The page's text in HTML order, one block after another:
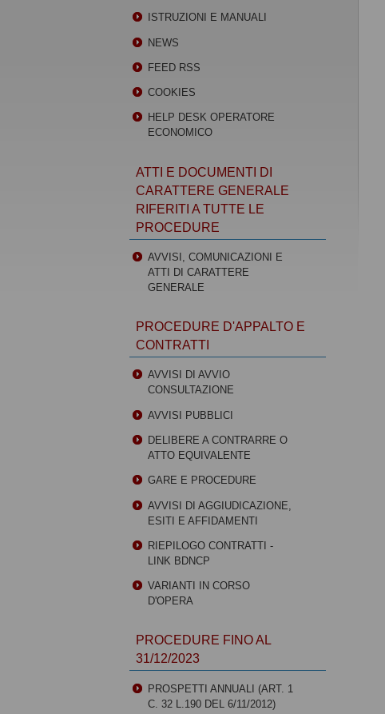
ISTRUZIONI E MANUALI
NEWS
FEED RSS
COOKIES
HELP DESK OPERATORE
ECONOMICO
ATTI E DOCUMENTI DI
CARATTERE GENERALE
RIFERITI A TUTTE LE
PROCEDURE
AVVISI, COMUNICAZIONI E
ATTI DI CARATTERE
GENERALE
PROCEDURE D'APPALTO E
CONTRATTI
AVVISI DI AVVIO
CONSULTAZIONE
AVVISI PUBBLICI
DELIBERE A CONTRARRE O
ATTO EQUIVALENTE
GARE E PROCEDURE
AVVISI DI AGGIUDICAZIONE,
ESITI E AFFIDAMENTI
RIEPILOGO CONTRATTI -
LINK BDNCP
VARIANTI IN CORSO
D'OPERA
PROCEDURE FINO AL
31/12/2023
PROSPETTI ANNUALI (ART. 1
C. 32 L.190 DEL 6/11/2012)